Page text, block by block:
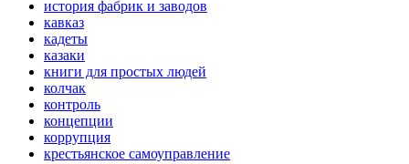
история фабрик и заводов
кавказ
кадеты
казаки
книги для простых людей
колчак
контроль
концепции
коррупция
крестьянское самоуправление